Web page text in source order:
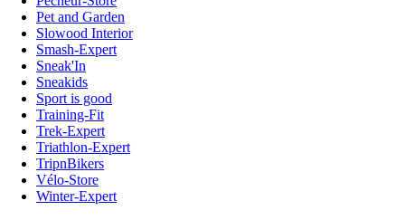
Pet and Garden
Slowood Interior
Smash-Expert
Sneak'In
Sneakids
Sport is good
Training-Fit
Trek-Expert
Triathlon-Expert
TripnBikers
Vélo-Store
Winter-Expert